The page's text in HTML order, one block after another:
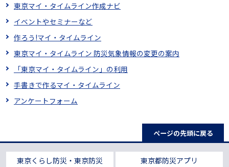
東京マイ・タイムライン作成ナビ
イベントやセミナーなど
作ろう!マイ・タイムライン
東京マイ・タイムライン 防災気象情報の変更の案内
「東京マイ・タイムライン」の利用
手書きで作るマイ・タイムライン
アンケートフォーム
ページの先頭に戻る
東京くらし防災・東京防災 東京都防災アプリ